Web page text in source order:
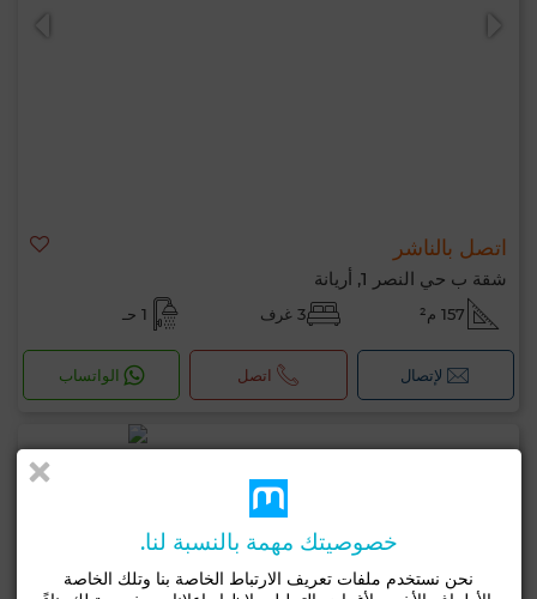
اتصل بالناشر
شقة ب حي النصر 1, أريانة
157 م² 3 غرف 1 حـ
لإتصال اتصل الواتساب
خصوصيتك مهمة بالنسبة لنا.
نحن نستخدم ملفات تعريف الارتباط الخاصة بنا وتلك الخاصة